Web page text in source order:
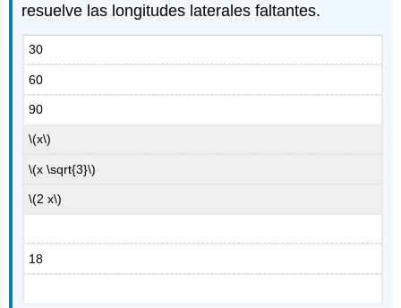
resuelve las longitudes laterales faltantes.
30
60
90
\(x\)
\(x \sqrt{3}\)
\(2 x\)
18